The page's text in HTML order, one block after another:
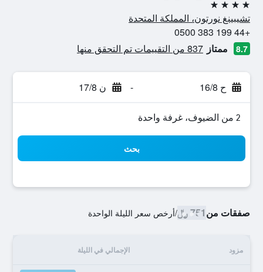
4 نجوم
تشيبينغ نورتون، المملكة المتحدة
+44 199 383 0500
8.7 ممتاز 837 من التقييمات تم التحقق منها
ح 16/8 - ن 17/8
2 من الضيوف، غرفة واحدة
بحث
صفقات من751 ﷼ /أرخص سعر الليلة الواحدة
مزود الإجمالي في الليلة